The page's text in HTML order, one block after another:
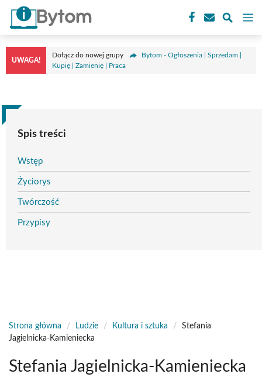
Przejdź
treści
UWAGA!
Dołącz do nowej grupy
Bytom - Ogłoszenia | Sprzedam |
Kupię | Zamienię | Praca
Spis treści
Wstęp
Życiorys
Twórczość
Przypisy
Strona główna / Ludzie / Kultura i sztuka /
Stefania
Jagielnicka-Kamieniecka
Stefania Jagielnicka-Kamieniecka